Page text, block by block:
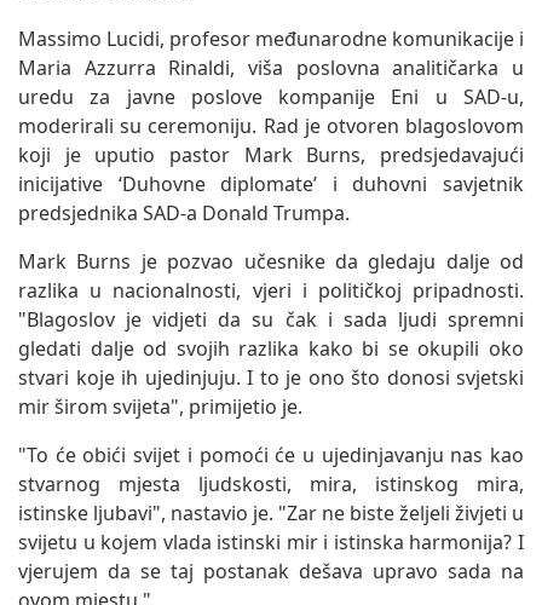
Massimo Lucidi, profesor međunarodne komunikacije i
Maria Azzurra Rinaldi, viša poslovna analitičarka u
uredu za javne poslove kompanije Eni u SAD-u,
moderirali su ceremoniju. Rad je otvoren blagoslovom
koji je uputio pastor Mark Burns, predsjedavajući
inicijative ‘Duhovne diplomate’ i duhovni savjetnik
predsjednika SAD-a Donald Trumpa.
Mark Burns je pozvao učesnike da gledaju dalje od
razlika u nacionalnosti, vjeri i političkoj pripadnosti.
"Blagoslov je vidjeti da su čak i sada ljudi spremni
gledati dalje od svojih razlika kako bi se okupili oko
stvari koje ih ujedinjuju. I to je ono što donosi svjetski
mir širom svijeta", primijetio je.
"To će obići svijet i pomoći će u ujedinjavanju nas kao
stvarnog mjesta ljudskosti, mira, istinskog mira,
istinske ljubavi", nastavio je. "Zar ne biste željeli živjeti u
svijetu u kojem vlada istinski mir i istinska harmonija? I
vjerujem da se taj postanak dešava upravo sada na